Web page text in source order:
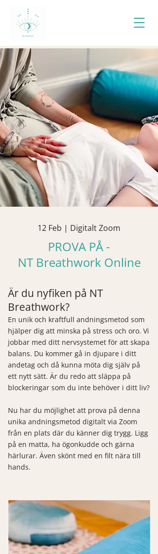
12 Feb | Digitalt Zoom
PROVA PÅ -
NT Breathwork Online
Är du nyfiken på NT
Breathwork?
En unik och kraftfull andningsmetod som
hjälper dig att minska på stress och oro. Vi
jobbar med ditt nervsystemet för att skapa
balans. Du kommer gå in djupare i ditt
andetag och då kunna möta dig själv på
ett nytt sätt. Är du redo att släppa på
blockeringar som du inte behöver i ditt liv?
Nu har du möjlighet att prova på denna
unika andningsmetod digitalt via Zoom
från en plats där du känner dig trygg. Ligg
på en matta, ha ögonkudde och gärna
härlurar. Även skönt med en filt nära till
hands.